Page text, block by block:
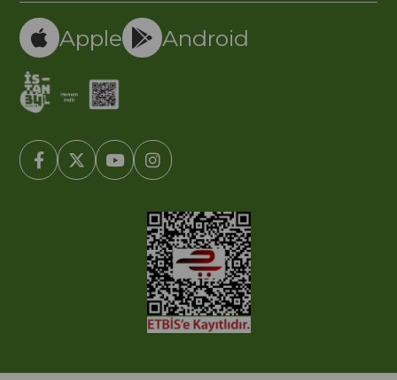
Apple Android